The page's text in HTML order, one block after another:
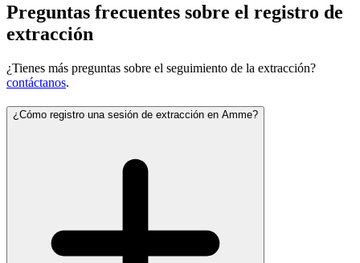
Preguntas frecuentes sobre el registro de
extracción
¿Tienes más preguntas sobre el seguimiento de la extracción?
contáctanos.
¿Cómo registro una sesión de extracción en Amme?